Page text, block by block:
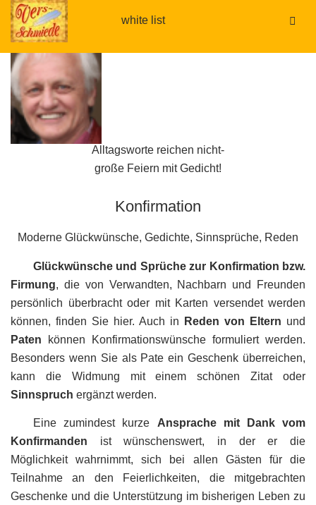
white list
.
.
Alltagsworte reichen nicht-
große Feiern mit Gedicht!
Konfirmation
Moderne Glückwünsche, Gedichte, Sinnsprüche, Reden
Glückwünsche und Sprüche zur Konfirmation bzw.
Firmung, die von Verwandten, Nachbarn und Freunden
persönlich überbracht oder mit Karten versendet werden
können, finden Sie hier. Auch in
Reden von Eltern und
Paten können Konfirmationswünsche formuliert werden.
Besonders wenn Sie als Pate ein Geschenk überreichen,
kann die Widmung mit einem schönen Zitat oder
Sinnspruch ergänzt werden.
Eine zumindest kurze Ansprache mit Dank vom
Konfirmanden ist wünschenswert, in der er die
Möglichkeit wahrnimmt, sich bei allen Gästen für die
Teilnahme an den Feierlichkeiten, die mitgebrachten
Geschenke und die Unterstützung im bisherigen Leben zu